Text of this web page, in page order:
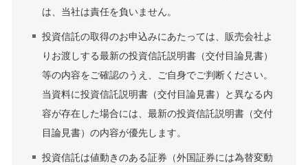
は、当社は責任を負いません。
投資信託の取得のお申込みにあたっては、販売会社よ
りお渡しする最新の投資信託説明書（交付目論見書）
等の内容をご確認のうえ、ご自身でご判断ください。
当資料に投資信託説明書（交付目論見書）と異なる内
容が存在した場合には、最新の投資信託説明書（交付
目論見書）の内容が優先します。
投資信託は値動きのある証券（外国証券には為替変動